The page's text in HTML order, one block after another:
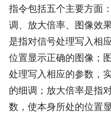
指令包括五个主要方面
调、放大倍率、图像效
是指对信号处理写入相
位置显示正确的图像；
处理写入相应的参数，
的细调；放大倍率是指
数，使本身所处的位置